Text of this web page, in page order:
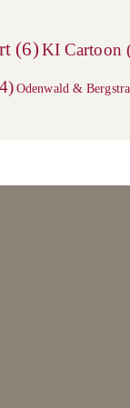
(6)KI Cartoon
Odenwald &